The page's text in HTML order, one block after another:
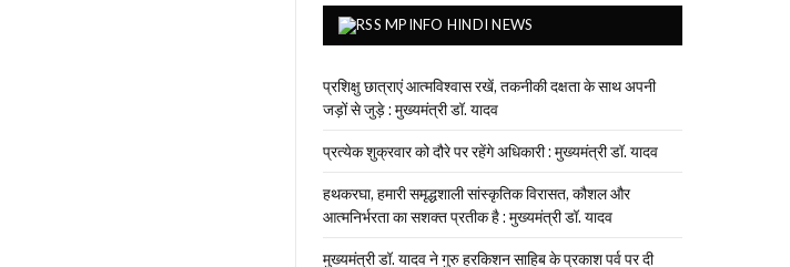
MPINFO HINDI NEWS
प्रशिक्षु छात्राएं आत्मविश्वास रखें, तकनीकी दक्षता के साथ अपनी
जड़ों से जुड़े : मुख्यमंत्री डॉ. यादव
प्रत्येक शुक्रवार को दौरे पर रहेंगे अधिकारी : मुख्यमंत्री डॉ. यादव
हथकरघा, हमारी समृद्धशाली सांस्कृतिक विरासत, कौशल और
आत्मनिर्भरता का सशक्त प्रतीक है : मुख्यमंत्री डॉ. यादव
मुख्यमंत्री डॉ. यादव ने गुरु हरकिशन साहिब के प्रकाश पर्व पर दी